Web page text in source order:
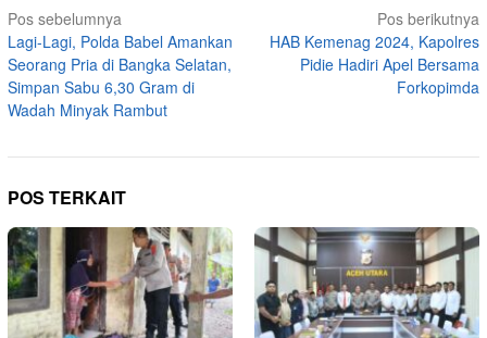
Navigasi
pos
Pos sebelumnya
Lagi-Lagi, Polda Babel Amankan
Seorang Pria di Bangka Selatan,
Simpan Sabu 6,30 Gram di
Wadah Minyak Rambut
Pos berikutnya
HAB Kemenag 2024, Kapolres
Pidie Hadiri Apel Bersama
Forkopimda
POS TERKAIT